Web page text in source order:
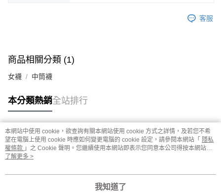
客服
商品相關分類 (1)
女襪 中筒襪
本分類熱銷全站排行
熱門標籤
本網站中使用 cookie，欲查詢有關本網站使用 cookie 方式之詳情，及若您不希
望在電腦上使用 cookie 時應如何變更電腦的 cookie 設定，請參閱本網站「 隱私
權條款 」之 Cookie 聲明。您繼續使用本網站即表示您同意本公司得按本網站使
用條款之 Cookie 聲明使用 cookie。
了解更多 >
我知道了